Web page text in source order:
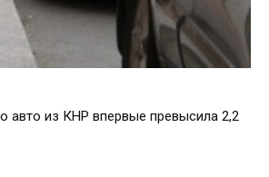
авто из КНР впервые превысила 2,2